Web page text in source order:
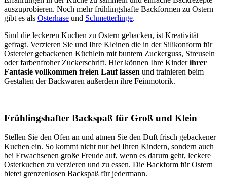
auszuprobieren. Noch mehr frühlingshafte Backformen zu Ostern
gibt es als Osterhase und Schmetterlinge.
Sind die leckeren Kuchen zu Ostern gebacken, ist Kreativität
gefragt. Verzieren Sie und Ihre Kleinen die in der Silikonform für
Ostereier gebackenen Küchlein mit buntem Zuckerguss, Streuseln
oder farbenfroher Zuckerschrift. Hier können Ihre Kinderihrer
Fantasie vollkommen freien Lauf lassen und trainieren beim
Gestalten der Backwaren außerdem ihre Feinmotorik.
Frühlingshafter Backspaß für Groß und Klein
Stellen Sie den Ofen an und atmen Sie den Duft frisch gebackener
Kuchen ein. So kommt nicht nur bei Ihren Kindern, sondern auch
bei Erwachsenen große Freude auf, wenn es darum geht, leckere
Osterkuchen zu verzieren und zu essen. Die Backform für Ostern
bietet grenzenlosen Backspaß für jedermann.